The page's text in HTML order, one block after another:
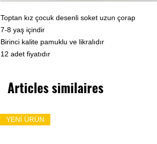
Toptan kız çocuk desenli soket uzun çorap
7-8 yaş içindir
Birinci kalite pamuklu ve likralıdır
12 adet fiyatıdır
Articles similaires
YENİ ÜRÜN